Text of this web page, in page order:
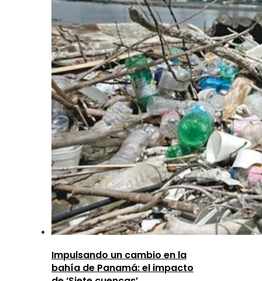
Impulsando un cambio en la
bahía de Panamá: el impacto